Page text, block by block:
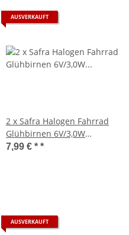
AUSVERKAUFT
2 x Safra Halogen Fahrrad
Glühbirnen 6V/3,0W
Fahrradbeleuchtung
7,99 € * *
AUSVERKAUFT